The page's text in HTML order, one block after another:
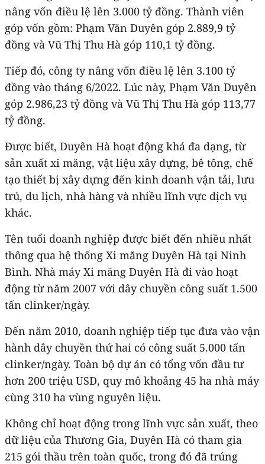
nâng vốn điều lệ lên 3.000 tỷ đồng. Thành viên
góp vốn gồm: Phạm Văn Duyên góp 2.889,9 tỷ
đồng và Vũ Thị Thu Hà góp 110,1 tỷ đồng.
Tiếp đó, công ty nâng vốn điều lệ lên 3.100 tỷ
đồng vào tháng 6/2022. Lúc này, Phạm Văn Duyên
góp 2.986,23 tỷ đồng và Vũ Thị Thu Hà góp 113,77
tỷ đồng.
Được biết, Duyên Hà hoạt động khá đa dạng, từ
sản xuất xi măng, vật liệu xây dựng, bê tông, chế
tạo thiết bị xây dựng đến kinh doanh vận tải, lưu
trú, du lịch, nhà hàng và nhiều lĩnh vực dịch vụ
khác.
Tên tuổi doanh nghiệp được biết đến nhiều nhất
thông qua hệ thống Xi măng Duyên Hà tại Ninh
Bình. Nhà máy Xi măng Duyên Hà đi vào hoạt
động từ năm 2007 với dây chuyền công suất 1.500
tấn clinker/ngày.
Đến năm 2010, doanh nghiệp tiếp tục đưa vào vận
hành dây chuyền thứ hai có công suất 5.000 tấn
clinker/ngày. Toàn bộ dự án có tổng vốn đầu tư
hơn 200 triệu USD, quy mô khoảng 45 ha nhà máy
cùng 310 ha vùng nguyên liệu.
Không chỉ hoạt động trong lĩnh vực sản xuất, theo
dữ liệu của Thương Gia, Duyên Hà có tham gia
215 gói thầu trên toàn quốc, trong đó đã trúng